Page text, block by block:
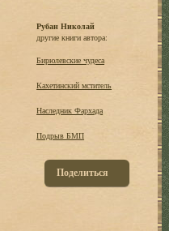
Рубан Николай
другие книги автора:
Бирюлевские чудеса
Кахетинский мститель
Наследник Фархада
Подрыв БМП
Поделиться